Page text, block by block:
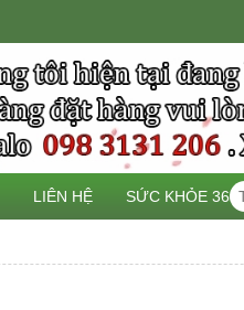
LIÊN HỆ SỨC KHỎE 360